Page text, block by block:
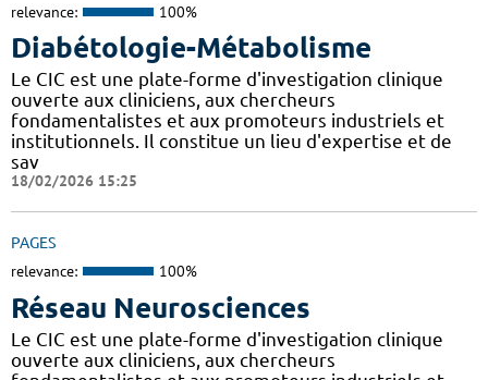
relevance: 100%
Diabétologie-Métabolisme
Le CIC est une plate-forme d'investigation clinique
ouverte aux cliniciens, aux chercheurs
fondamentalistes et aux promoteurs industriels et
institutionnels. Il constitue un lieu d'expertise et de
sav
18/02/2026 15:25
PAGES
relevance: 100%
Réseau Neurosciences
Le CIC est une plate-forme d'investigation clinique
ouverte aux cliniciens, aux chercheurs